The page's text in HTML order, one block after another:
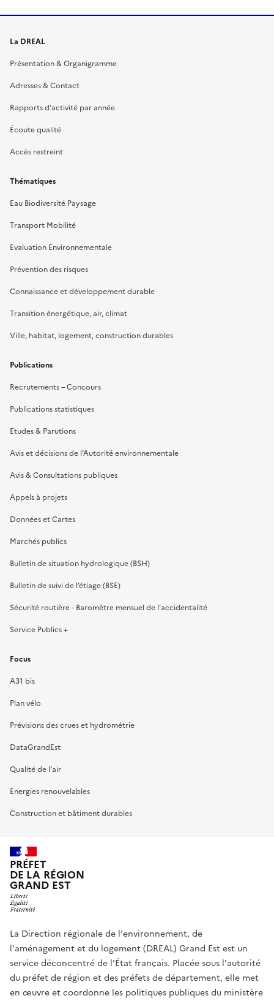
La DREAL
Présentation & Organigramme
Adresses & Contact
Rapports d’activité par année
Écoute qualité
Accès restreint
Thématiques
Eau Biodiversité Paysage
Transport Mobilité
Evaluation Environnementale
Prévention des risques
Connaissance et développement durable
Transition énergétique, air, climat
Ville, habitat, logement, construction durables
Publications
Recrutements – Concours
Publications statistiques
Etudes & Parutions
Avis et décisions de l’Autorité environnementale
Avis & Consultations publiques
Appels à projets
Données et Cartes
Marchés publics
Bulletin de situation hydrologique (BSH)
Bulletin de suivi de l’étiage (BSE)
Sécurité routière - Baromètre mensuel de l’accidentalité
Service Publics +
Focus
A31 bis
Plan vélo
Prévisions des crues et hydrométrie
DataGrandEst
Qualité de l’air
Energies renouvelables
Construction et bâtiment durables
PRÉFET
DE LA RÉGION
GRAND EST
La Direction régionale de l'environnement, de
l'aménagement et du logement (DREAL) Grand Est est un
service déconcentré de l'État français. Placée sous l'autorité
du préfet de région et des préfets de département, elle met
en œuvre et coordonne les politiques publiques du ministère